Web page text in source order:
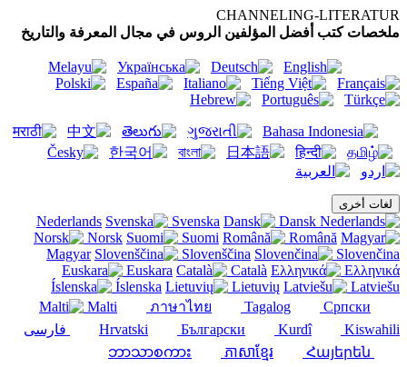
CHANNELING-LITERATUR
ملخصات كتب أفضل المؤلفين الروس في مجال المعرفة والتاريخ
لغات أخرى
Svenska
Dansk
Norsk
Suomi
Română
Magyar
Slovenščina
Slovenčina
Euskara
Català
Ελληνικά
Íslenska
Lietuvių
Latviešu
Malti
ภาษาไทย Tagalog
Српски
Hrvatski
Български Kurdî Kiswahili
فارسی
ភាសាខ្មែរ Հայերեն